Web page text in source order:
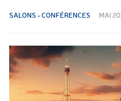
SALONS - CONFÉRENCES MAI